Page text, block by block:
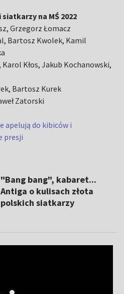
na MŚ 2022
Grzegorz Łomacz
Bartosz Kwolek, Kamil
Kłos, Jakub Kochanowski,
Bartosz Kurek
Zatorski
apelują do kibiców i
presji
"Bang bang", kabaret...
Antiga o kulisach złota
polskich siatkarzy